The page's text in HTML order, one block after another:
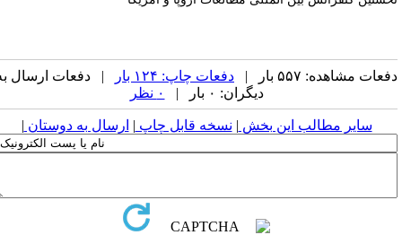
مشاهده: ۵۵۷ بار | دفعات چاپ: ۱۲۴ بار
| دفعات ارسال به
دیگران: ۰ بار |
سایر مطالب این بخش | نسخه قابل چاپ| ارسال به دوستان|